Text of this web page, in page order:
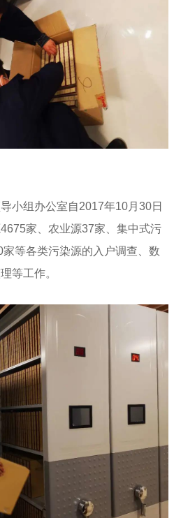
小组办公室自2017年10月30日
家、农业源37家、集中式污
等各类污染源的入户调查、数
等工作。